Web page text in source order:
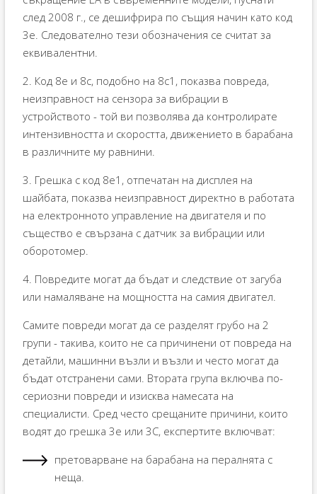
след 2008 г., се дешифрира по същия начин като код
3e. Следователно тези обозначения се считат за
еквивалентни.
2. Код 8e и 8c, подобно на 8c1, показва повреда,
неизправност на сензора за вибрации в
устройството - той ви позволява да контролирате
интензивността и скоростта, движението в барабана
в различните му равнини.
3. Грешка с код 8e1, отпечатан на дисплея на
шайбата, показва неизправност директно в работата
на електронното управление на двигателя и по
същество е свързана с датчик за вибрации или
оборотомер.
4. Повредите могат да бъдат и следствие от загуба
или намаляване на мощността на самия двигател.
Самите повреди могат да се разделят грубо на 2
групи - такива, които не са причинени от повреда на
детайли, машинни възли и възли и често могат да
бъдат отстранени сами. Втората група включва по-
сериозни повреди и изисква намесата на
специалисти. Сред често срещаните причини, които
водят до грешка 3e или 3C, експертите включват:
претоварване на барабана на пералнята с
неща.